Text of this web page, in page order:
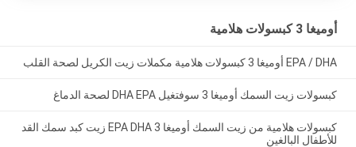
أوميغا 3 كبسولات هلامية
EPA / DHA أوميغا 3 كبسولات هلامية مكملات زيت الكريل لصحة القلب
كبسولات زيت السمك أوميغا 3 سوفتغيل DHA EPA لصحة الدماغ
كبسولات هلامية من زيت السمك أوميغا 3 EPA DHA زيت كبد سمك القد
للأطفال البالغين